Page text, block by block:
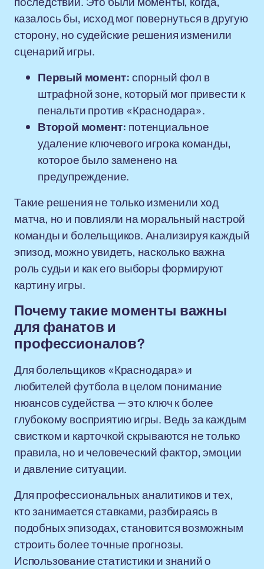
казалось бы, исход мог повернуться в другую
сторону, но судейские решения изменили
сценарий игры.
Первый момент:спорный фол в
штрафной зоне, который мог привести к
пенальти против «Краснодара».
Второй момент: потенциальное
удаление ключевого игрока команды,
которое было заменено на
предупреждение.
Такие решения не только изменили ход
матча, но и повлияли на моральный настрой
команды и болельщиков. Анализируя каждый
эпизод, можно увидеть, насколько важна
роль судьи и как его выборы формируют
картину игры.
Почему такие моменты важны
для фанатов и
профессионалов?
Для болельщиков «Краснодара» и
любителей футбола в целом понимание
нюансов судейства — это ключ к более
глубокому восприятию игры. Ведь за каждым
свистком и карточкой скрываются не только
правила, но и человеческий фактор, эмоции
и давление ситуации.
Для профессиональных аналитиков и тех,
кто занимается ставками, разбираясь в
подобных эпизодах, становится возможным
строить более точные прогнозы.
Использование статистики и знаний о